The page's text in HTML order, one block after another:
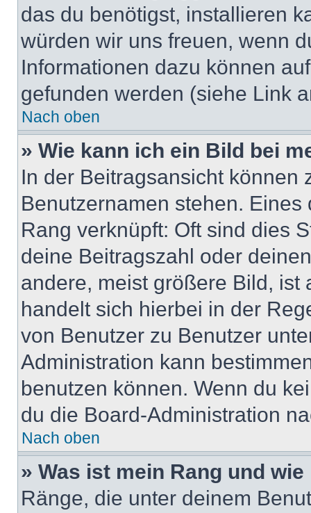
das du benötigst, installieren
würden wir uns freuen, wenn
Informationen dazu können
gefunden werden (siehe Link
Nach oben
» Wie kann ich ein Bild bei
In der Beitragsansicht können
Benutzernamen stehen.
Rang verknüpft: Oft sind dies
deine Beitragszahl oder
andere, meist größere Bild, ist
handelt sich hierbei in der
von Benutzer zu Benutzer
Administration kann
benutzen können. Wenn du
du die Board-Administration
Nach oben
» Was ist mein Rang und
Ränge, die unter deinem